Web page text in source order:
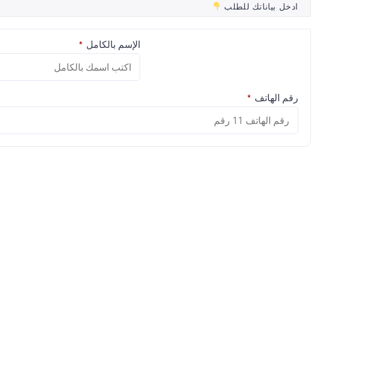
ادخل بياناتك للطلب
الإسم بالكامل *
رقم الهاتف *